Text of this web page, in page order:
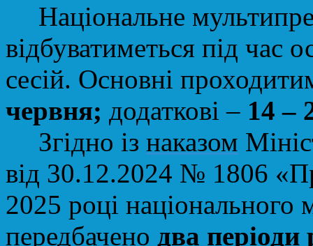
Національне
відбуватиметься під час
сесій. Основні
червня; додаткові– 14 –
Згідно ізнаказом
від 30.12.2024 № 1806
2025 році національного
передбачено два періоди